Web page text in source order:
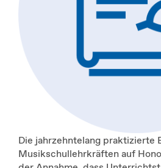
Die jahrzehntelang praktizierte
Musikschullehrkräften auf